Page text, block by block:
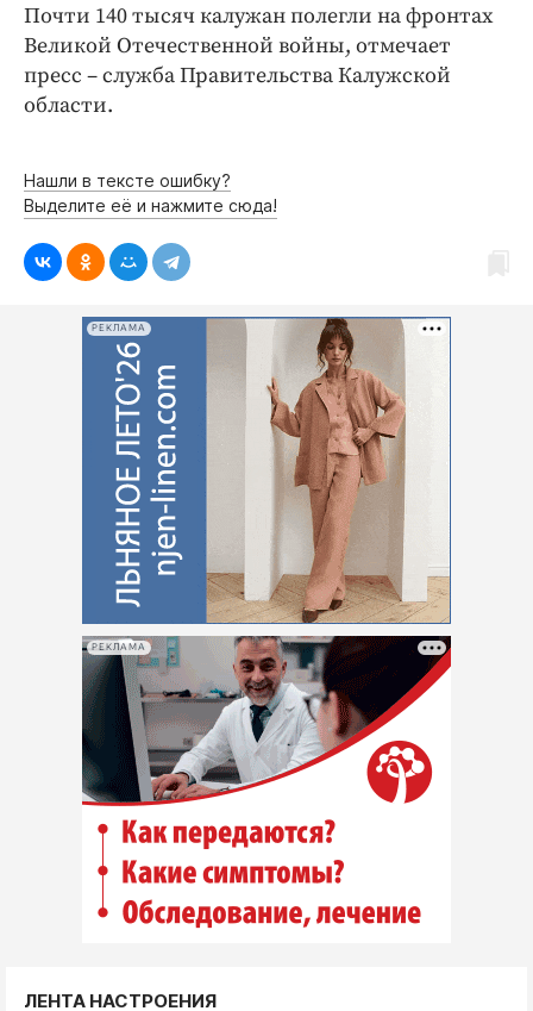
Бренд года
Работодатель года
Почти 140 тысяч калужан полегли на фронтах
Великой Отечественной войны, отмечает
пресс – служба Правительства Калужской
области.
Нашли в тексте ошибку?
Выделите её и нажмите сюда!
РЕКЛАМА
РЕКЛАМА
ЛЕНТА НАСТРОЕНИЯ